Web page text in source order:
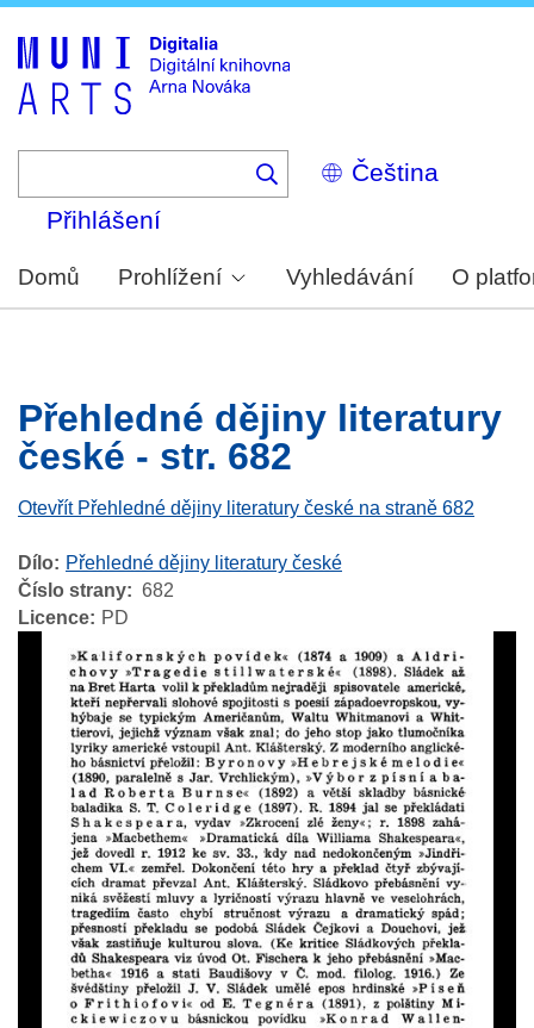
Select
your
Přihlášení
Domů Prohlížení Vyhledávání O
Přehledné dějiny literatury
české - str. 682
Otevřít Přehledné dějiny literatury české na straně 682
Dílo
Přehledné dějiny literatury české
Číslo strany
682
Licence
PD